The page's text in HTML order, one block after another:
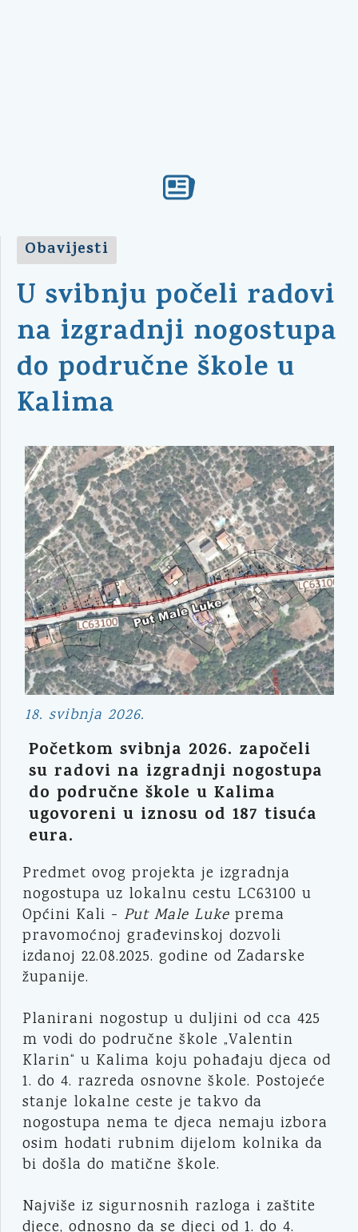
Obavijesti
U svibnju počeli radovi
na izgradnji nogostupa
do područne škole u
Kalima
18. svibnja 2026.
Početkom svibnja 2026. započeli
su radovi na izgradnji nogostupa
do područne škole u Kalima
ugovoreni u iznosu od 187 tisuća
eura.
Predmet ovog projekta je izgradnja
nogostupa uz lokalnu cestu LC63100 u
Općini Kali - Put Male Luke prema
pravomoćnoj građevinskoj dozvoli
izdanoj 22.08.2025. godine od Zadarske
županije.
Planirani nogostup u duljini od cca 425
m vodi do područne škole „Valentin
Klarin“ u Kalima koju pohađaju djeca od
1. do 4. razreda osnovne škole. Postojeće
stanje lokalne ceste je takvo da
nogostupa nema te djeca nemaju izbora
osim hodati rubnim dijelom kolnika da
bi došla do matične škole.
Najviše iz sigurnosnih razloga i zaštite